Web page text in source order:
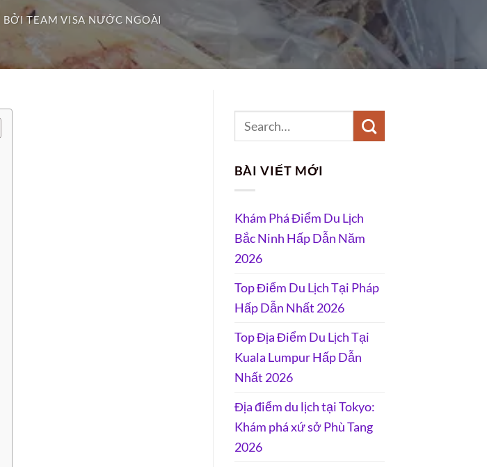
BỞITEAM VISA NƯỚC NGOÀI
BÀI VIẾT MỚI
Khám Phá Điểm Du Lịch
Bắc Ninh Hấp Dẫn Năm
2026
Top Điểm Du Lịch Tại Pháp
Hấp Dẫn Nhất 2026
Top Địa Điểm Du Lịch Tại
Kuala Lumpur Hấp Dẫn
Nhất 2026
Địa điểm du lịch tại Tokyo:
Khám phá xứ sở Phù Tang
2026